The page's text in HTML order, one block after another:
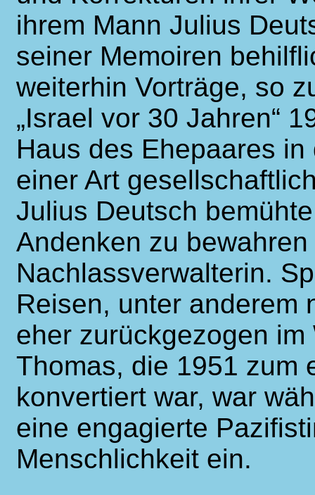
ihrem Mann Julius
seiner Memoiren
weiterhin Vorträge, so
„Israel vor 30 Jahren“
Haus des Ehepaares
einer Art
Julius Deutsch
Andenken zu
Nachlassverwalterin.
Reisen, unter anderem
eher zurückgezogen
Thomas, die 1951 zum
konvertiert war, war
eine engagierte
Menschlichkeit ein.